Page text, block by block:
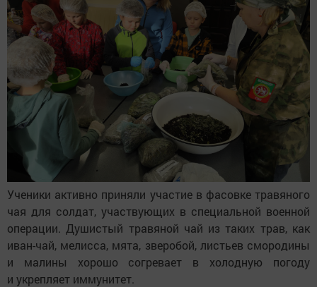
Ученики активно приняли участие в фасовке травяного
чая для солдат, участвующих в специальной военной
операции. Душистый травяной чай из таких трав, как
иван-чай, мелисса, мята, зверобой, листьев смородины
и малины хорошо согревает в холодную погоду
и укрепляет иммунитет.